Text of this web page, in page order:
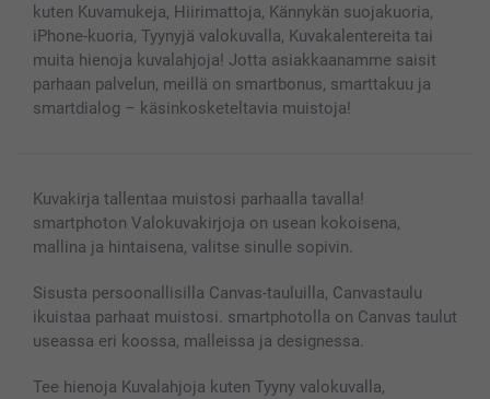
Lahjakortti
Kaikki kuvatuotteet
kuten Kuvamukeja, Hiirimattoja, Kännykän suojakuoria,
iPhone-kuoria, Tyynyjä valokuvalla, Kuvakalentereita tai
muita hienoja kuvalahjoja! Jotta asiakkaanamme saisit
parhaan palvelun, meillä on smartbonus, smarttakuu ja
smartdialog – käsinkosketeltavia muistoja!
Kuvakirja tallentaa muistosi parhaalla tavalla!
smartphoton Valokuvakirjoja on usean kokoisena,
mallina ja hintaisena, valitse sinulle sopivin.
Sisusta persoonallisilla Canvas-tauluilla, Canvastaulu
ikuistaa parhaat muistosi. smartphotolla on Canvas taulut
useassa eri koossa, malleissa ja designessa.
Tee hienoja Kuvalahjoja kuten Tyyny valokuvalla,